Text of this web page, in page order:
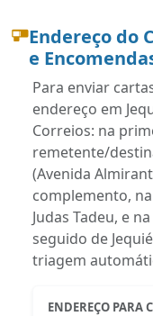
Endereço do
e
Para enviar
endereço em
Correios: na
remetente/
(Avenida
complemento,
Judas Tadeu, e
seguido de
triagem
ENDEREÇO PARA